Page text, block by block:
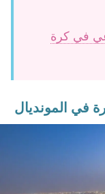
في كرة
في المونديال